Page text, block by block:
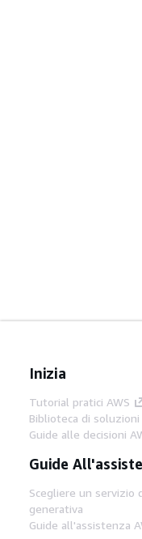
Inizia
Tutorial pratici AWS
Biblioteca di soluzioni
Guide alle decisioni
Guide
Scegliere un servizio
generativa
Guide all'assistenza